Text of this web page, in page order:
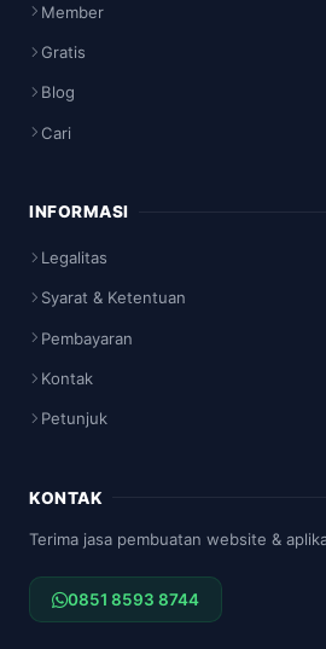
Member
Gratis
Blog
Cari
INFORMASI
Legalitas
Syarat & Ketentuan
Pembayaran
Kontak
Petunjuk
KONTAK
Terima jasa pembuatan website &
0851 8593 8744